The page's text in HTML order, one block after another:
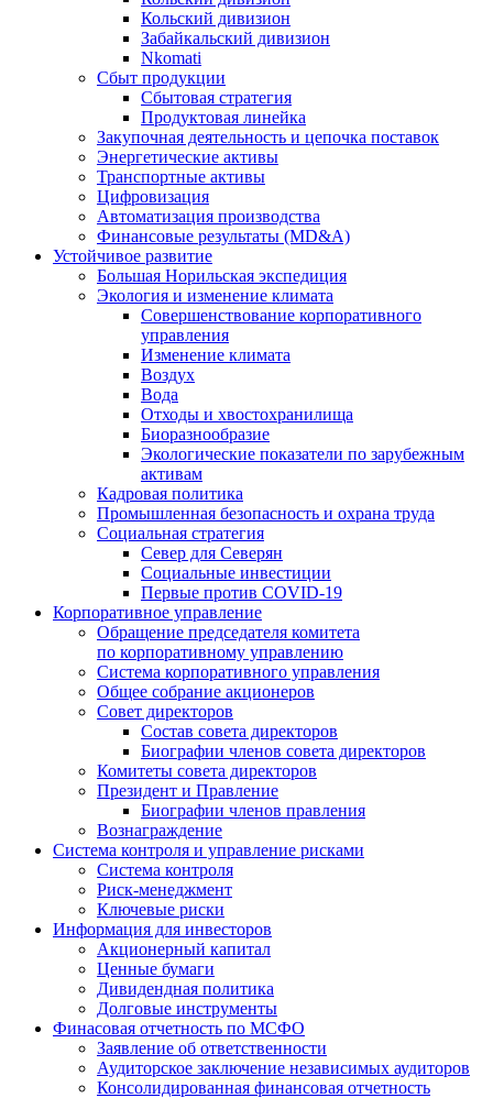
Кольский дивизион
Забайкальский дивизион
Nkomati
Сбыт продукции
Сбытовая стратегия
Продуктовая линейка
Закупочная деятельность и цепочка поставок
Энергетические активы
Транспортные активы
Цифровизация
Автоматизация производства
Финансовые результаты (MD&A)
Устойчивое развитие
Большая Норильская экспедиция
Экология и изменение климата
Совершенствование корпоративного
управления
Изменение климата
Воздух
Вода
Отходы и хвостохранилища
Биоразнообразие
Экологические показатели по зарубежным
активам
Кадровая политика
Промышленная безопасность и охрана труда
Социальная стратегия
Север для Северян
Социальные инвестиции
Первые против COVID‑19
Корпоративное управление
Обращение председателя комитета
по корпоративному управлению
Система корпоративного управления
Общее собрание акционеров
Совет директоров
Состав совета директоров
Биографии членов совета директоров
Комитеты совета директоров
Президент и Правление
Биографии членов правления
Вознаграждение
Система контроля и управление рисками
Система контроля
Риск-менеджмент
Ключевые риски
Информация для инвесторов
Акционерный капитал
Ценные бумаги
Дивидендная политика
Долговые инструменты
Финасовая отчетность по МСФО
Заявление об ответственности
Аудиторское заключение независимых аудиторов
Консолидированная финансовая отчетность